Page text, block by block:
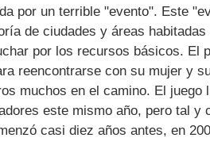
por un terrible "evento". Este
de ciudades y áreas
por los recursos básicos. El
reencontrarse con su mujer y
muchos en el camino. El juego
este mismo año, pero tal y
casi diez años antes, en